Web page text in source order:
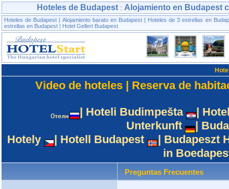
Hoteles de Budapest :: Alojamiento en Budapest
Hoteles de Budapest | Alojamiento barato en Budapest| Hoteles de 3 estrellas en
estrellas en Budapest | Hotel Gellert Budapest
Video de hoteles | Reserva de
| Hoteli Budimpešta |
Unterkunft
|
Hotely
| Hotell Budapest | Budapeszt
in
Preguntas Frecuentes